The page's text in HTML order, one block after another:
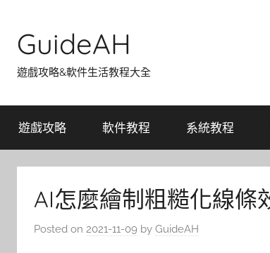
content
GuideAH
遊戲攻略&軟件生活教程大全
遊戲攻略 軟件教程 系統教程
AI怎麼繪制粗糙化線條
Posted on 2021-11-09 by GuideAH